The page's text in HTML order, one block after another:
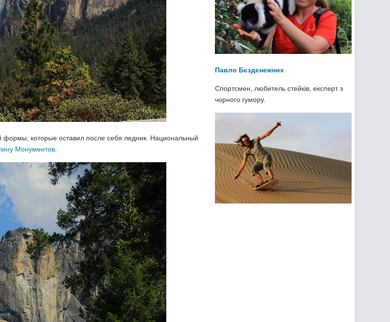
формы, которые оставил после себя ледник. Национальный
Монументов
Павло Бєздєнежних
Спортсмен, любитель стейків, експерт з
чорного гумору.